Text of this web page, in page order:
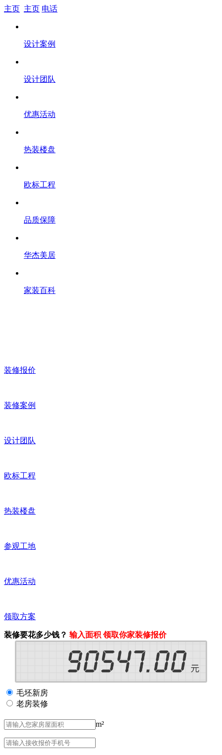
主页 主页 电话
设计案例
设计团队
优惠活动
热装楼盘
欧标工程
品质保障
华杰美居
家装百科
装修报价
装修案例
设计团队
欧标工程
热装楼盘
参观工地
优惠活动
领取方案
装修要花多少钱？ 输入面积 领取你家装修报价
毛坯新房
老房装修
m²